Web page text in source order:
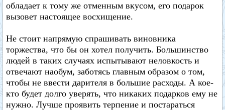
обладает к тому же отменным вкусом, его подарок
вызовет настоящее восхищение.
Не стоит напрямую спрашивать виновника
торжества, что бы он хотел получить. Большинство
людей в таких случаях испытывают неловкость и
отвечают наобум, заботясь главным образом о том,
чтобы не ввести дарителя в большие расходы. А кое-
кто будет долго уверять, что никаких подарков ему не
нужно. Лучше проявить терпение и постараться